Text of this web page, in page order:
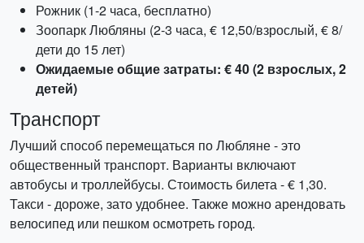
Рожник (1-2 часа, бесплатно)
Зоопарк Любляны (2-3 часа, € 12,50/взрослый, € 8/
дети до 15 лет)
Ожидаемые общие затраты: € 40 (2 взрослых, 2
детей)
Транспорт
Лучший способ перемещаться по Любляне - это
общественный транспорт. Варианты включают
автобусы и троллейбусы. Стоимость билета - € 1,30.
Такси - дороже, зато удобнее. Также можно арендовать
велосипед или пешком осмотреть город.